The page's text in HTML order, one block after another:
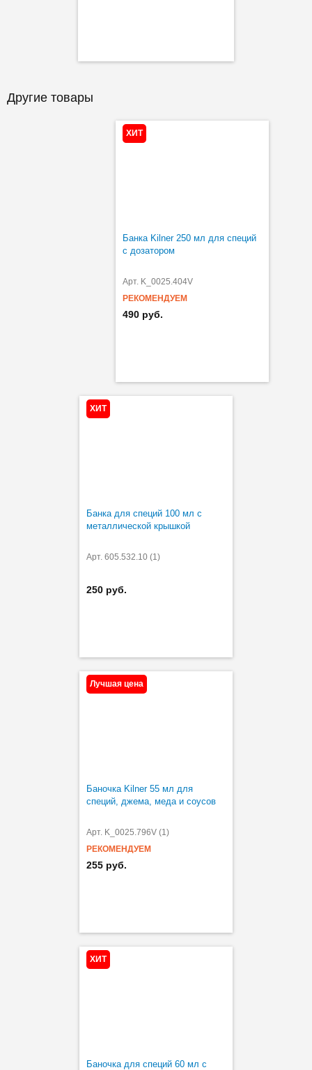
Другие товары
ХИТ
Банка Kilner 250 мл для специй
с дозатором
Арт. K_0025.404V
РЕКОМЕНДУЕМ
490 руб.
ХИТ
Банка для специй 100 мл с
металлической крышкой
Арт. 605.532.10 (1)
250 руб.
Лучшая цена
Баночка Kilner 55 мл для
специй, джема, меда и соусов
Арт. K_0025.796V (1)
РЕКОМЕНДУЕМ
255 руб.
ХИТ
Баночка для специй 60 мл с